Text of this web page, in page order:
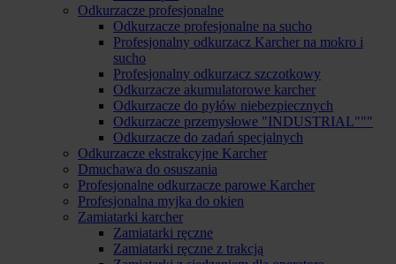
Odkurzacze profesjonalne
Odkurzacze profesjonalne na sucho
Profesjonalny odkurzacz Karcher na mokro i
sucho
Profesjonalny odkurzacz szczotkowy
Odkurzacze akumulatorowe karcher
Odkurzacze do pyłów niebezpiecznych
Odkurzacze przemysłowe "INDUSTRIAL"""
Odkurzacze do zadań specjalnych
Odkurzacze ekstrakcyjne Karcher
Dmuchawa do osuszania
Profesjonalne odkurzacze parowe Karcher
Profesjonalna myjka do okien
Zamiatarki karcher
Zamiatarki ręczne
Zamiatarki ręczne z trakcją